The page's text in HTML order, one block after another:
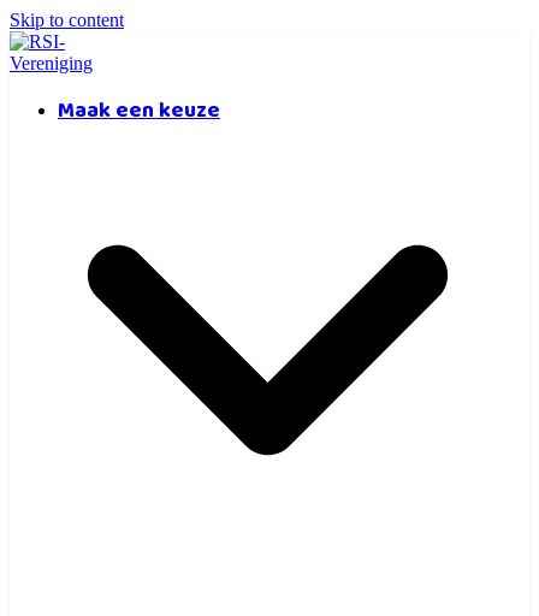
Skip to content
Maak een keuze